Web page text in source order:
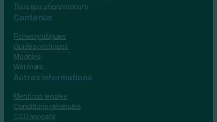
Tous nos abonnements
Contenus
Fiches pratiques
Guides pratiques
Modèles
Webinars
Autres informations
Mentions légales
Conditions générales
CGU avocats